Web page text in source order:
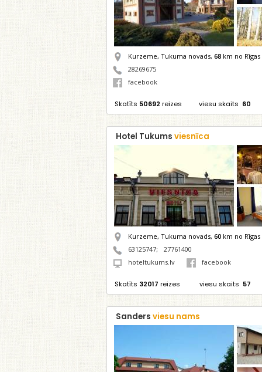
Kurzeme, Tukuma novads, 68 km no Rīgas
28269675
facebook
Skatīts 50692 reizes viesu skaits 60
Hotel Tukums viesnīca
Kurzeme, Tukuma novads, 60 km no Rīgas
63125747;
27761400
hoteltukums.lv
facebook
Skatīts 32017 reizes viesu skaits 57
Sanders viesu nams